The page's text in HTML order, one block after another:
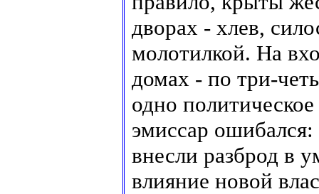
дворах - хлев,
молотилкой. На
домах - по три-
одно
эмиссар
внесли разброд в
влияние новой